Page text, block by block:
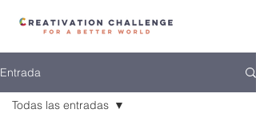
Entrada
Todas las entradas